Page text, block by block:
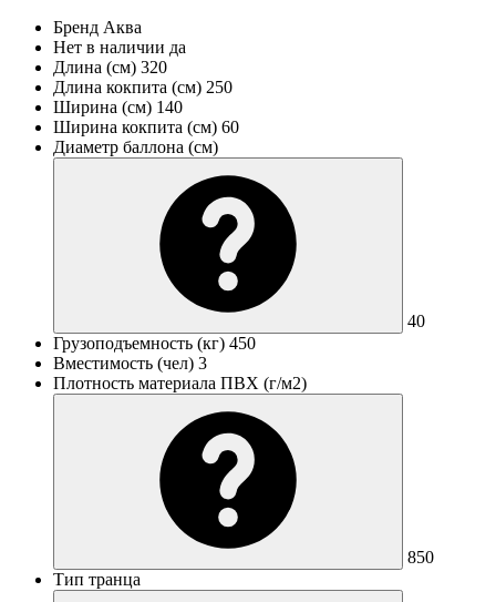
Бренд Аква
Нет в наличии да
Длина (см) 320
Длина кокпита (см) 250
Ширина (см) 140
Ширина кокпита (см) 60
Диаметр баллона (см)
40
Грузоподъемность (кг) 450
Вместимость (чел) 3
Плотность материала ПВХ (г/м2)
850
Тип транца